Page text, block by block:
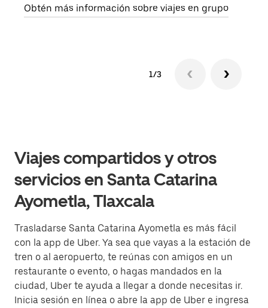
Obtén más información sobre viajes en grupo
1/3
Viajes compartidos y otros
servicios en Santa Catarina
Ayometla, Tlaxcala
Trasladarse Santa Catarina Ayometla es más fácil
con la app de Uber. Ya sea que vayas a la estación de
tren o al aeropuerto, te reúnas con amigos en un
restaurante o evento, o hagas mandados en la
ciudad, Uber te ayuda a llegar a donde necesitas ir.
Inicia sesión en línea o abre la app de Uber e ingresa